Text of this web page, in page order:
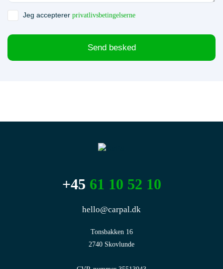
Jeg accepterer privatlivsbetingelserne
Send besked
+45 61 10 52 10
hello@carpal.dk
Tonsbakken 16
2740 Skovlunde